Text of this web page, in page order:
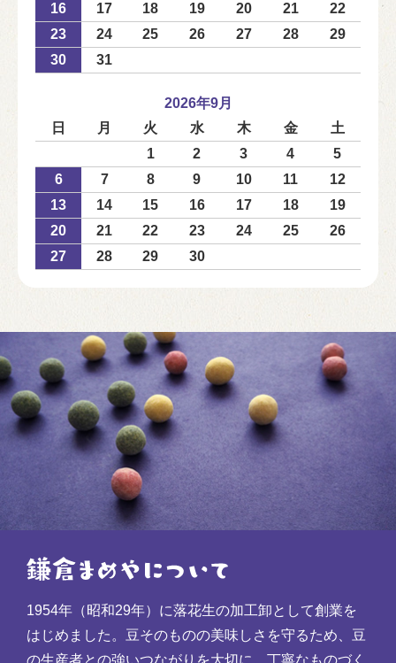
16
17 18 19 20 21
22
23
24 25 26 27 28
29
30
31
2026年9月
日
月 火 水 木 金
土
1
2 3 4
5
6
7 8 9 10 11
12
13
14 15 16 17 18
19
20
21 22 23 24 25
26
27
28 29 30
1954年（昭和29年）に落花生の加工卸として創業を
はじめました。豆そのものの美味しさを守るため、豆
の生産者との強いつながりを大切に、丁寧なものづく